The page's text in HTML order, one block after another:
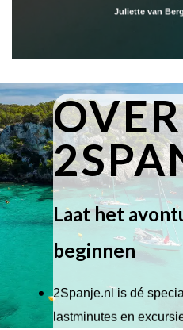
Juliette van
OVER
Laat het
beginnen
2Spanje.nl is dé
lastminutes en